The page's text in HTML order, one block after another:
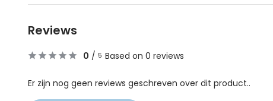
Reviews
0 / 5 Based on 0 reviews
Er zijn nog geen reviews geschreven over dit product..